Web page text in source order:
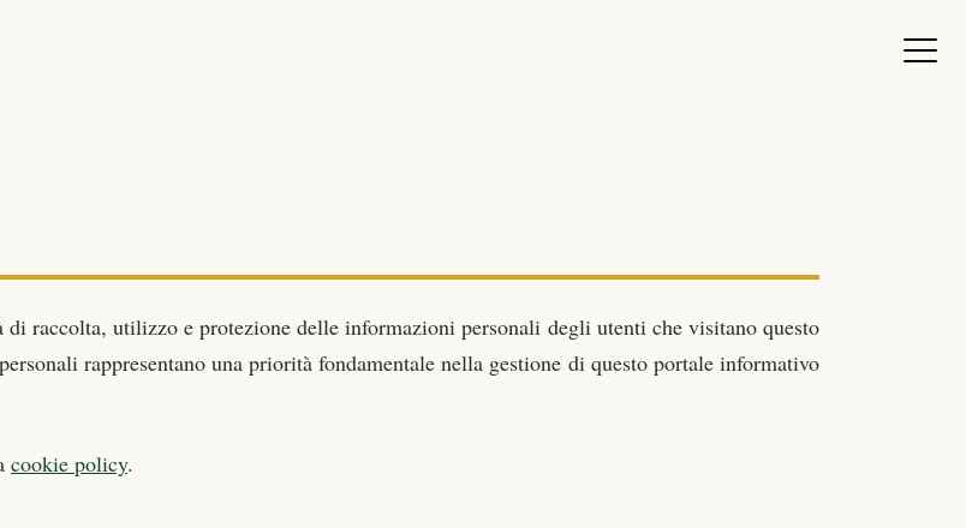
raccolta, utilizzo e protezione delle informazioni personali degli utenti che visitano questo
rappresentano una priorità fondamentale nella gestione di questo portale informativo
cookie policy.